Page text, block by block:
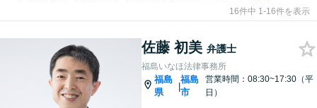
16件中 1-16件を表示
佐藤 初美 弁護士
福島いなほ法律事務所
福島
県
|
福島
市
営業時間：08:30~17:30（平
日）